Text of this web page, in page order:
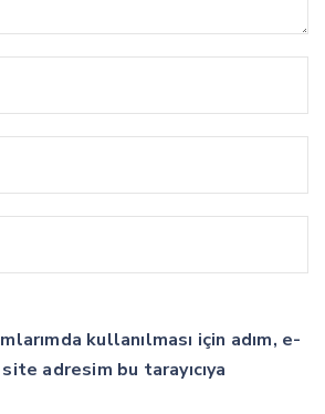
kullanılması için adım, e-
adresim bu tarayıcıya